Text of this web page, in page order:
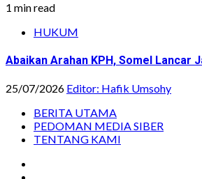
1 min read
HUKUM
Abaikan Arahan KPH, Somel Lancar
25/07/2026 Editor: Hafik Umsohy
BERITA UTAMA
PEDOMAN MEDIA SIBER
TENTANG KAMI